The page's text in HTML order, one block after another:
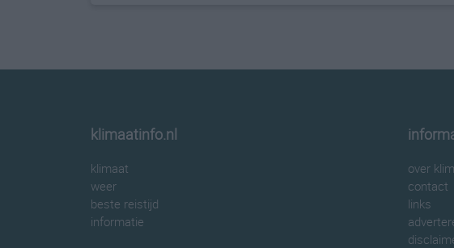
klimaatinfo.nl
klimaat
weer
beste reistijd
informatie
over
contact
links